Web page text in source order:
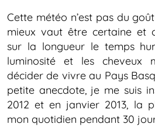
Cette météo n’est pas du
mieux vaut être certaine et
sur la longueur le temps
luminosité et les cheveux
décider de vivre au Pays
petite anecdote, je me suis
2012 et en janvier 2013, la
mon quotidien pendant 30